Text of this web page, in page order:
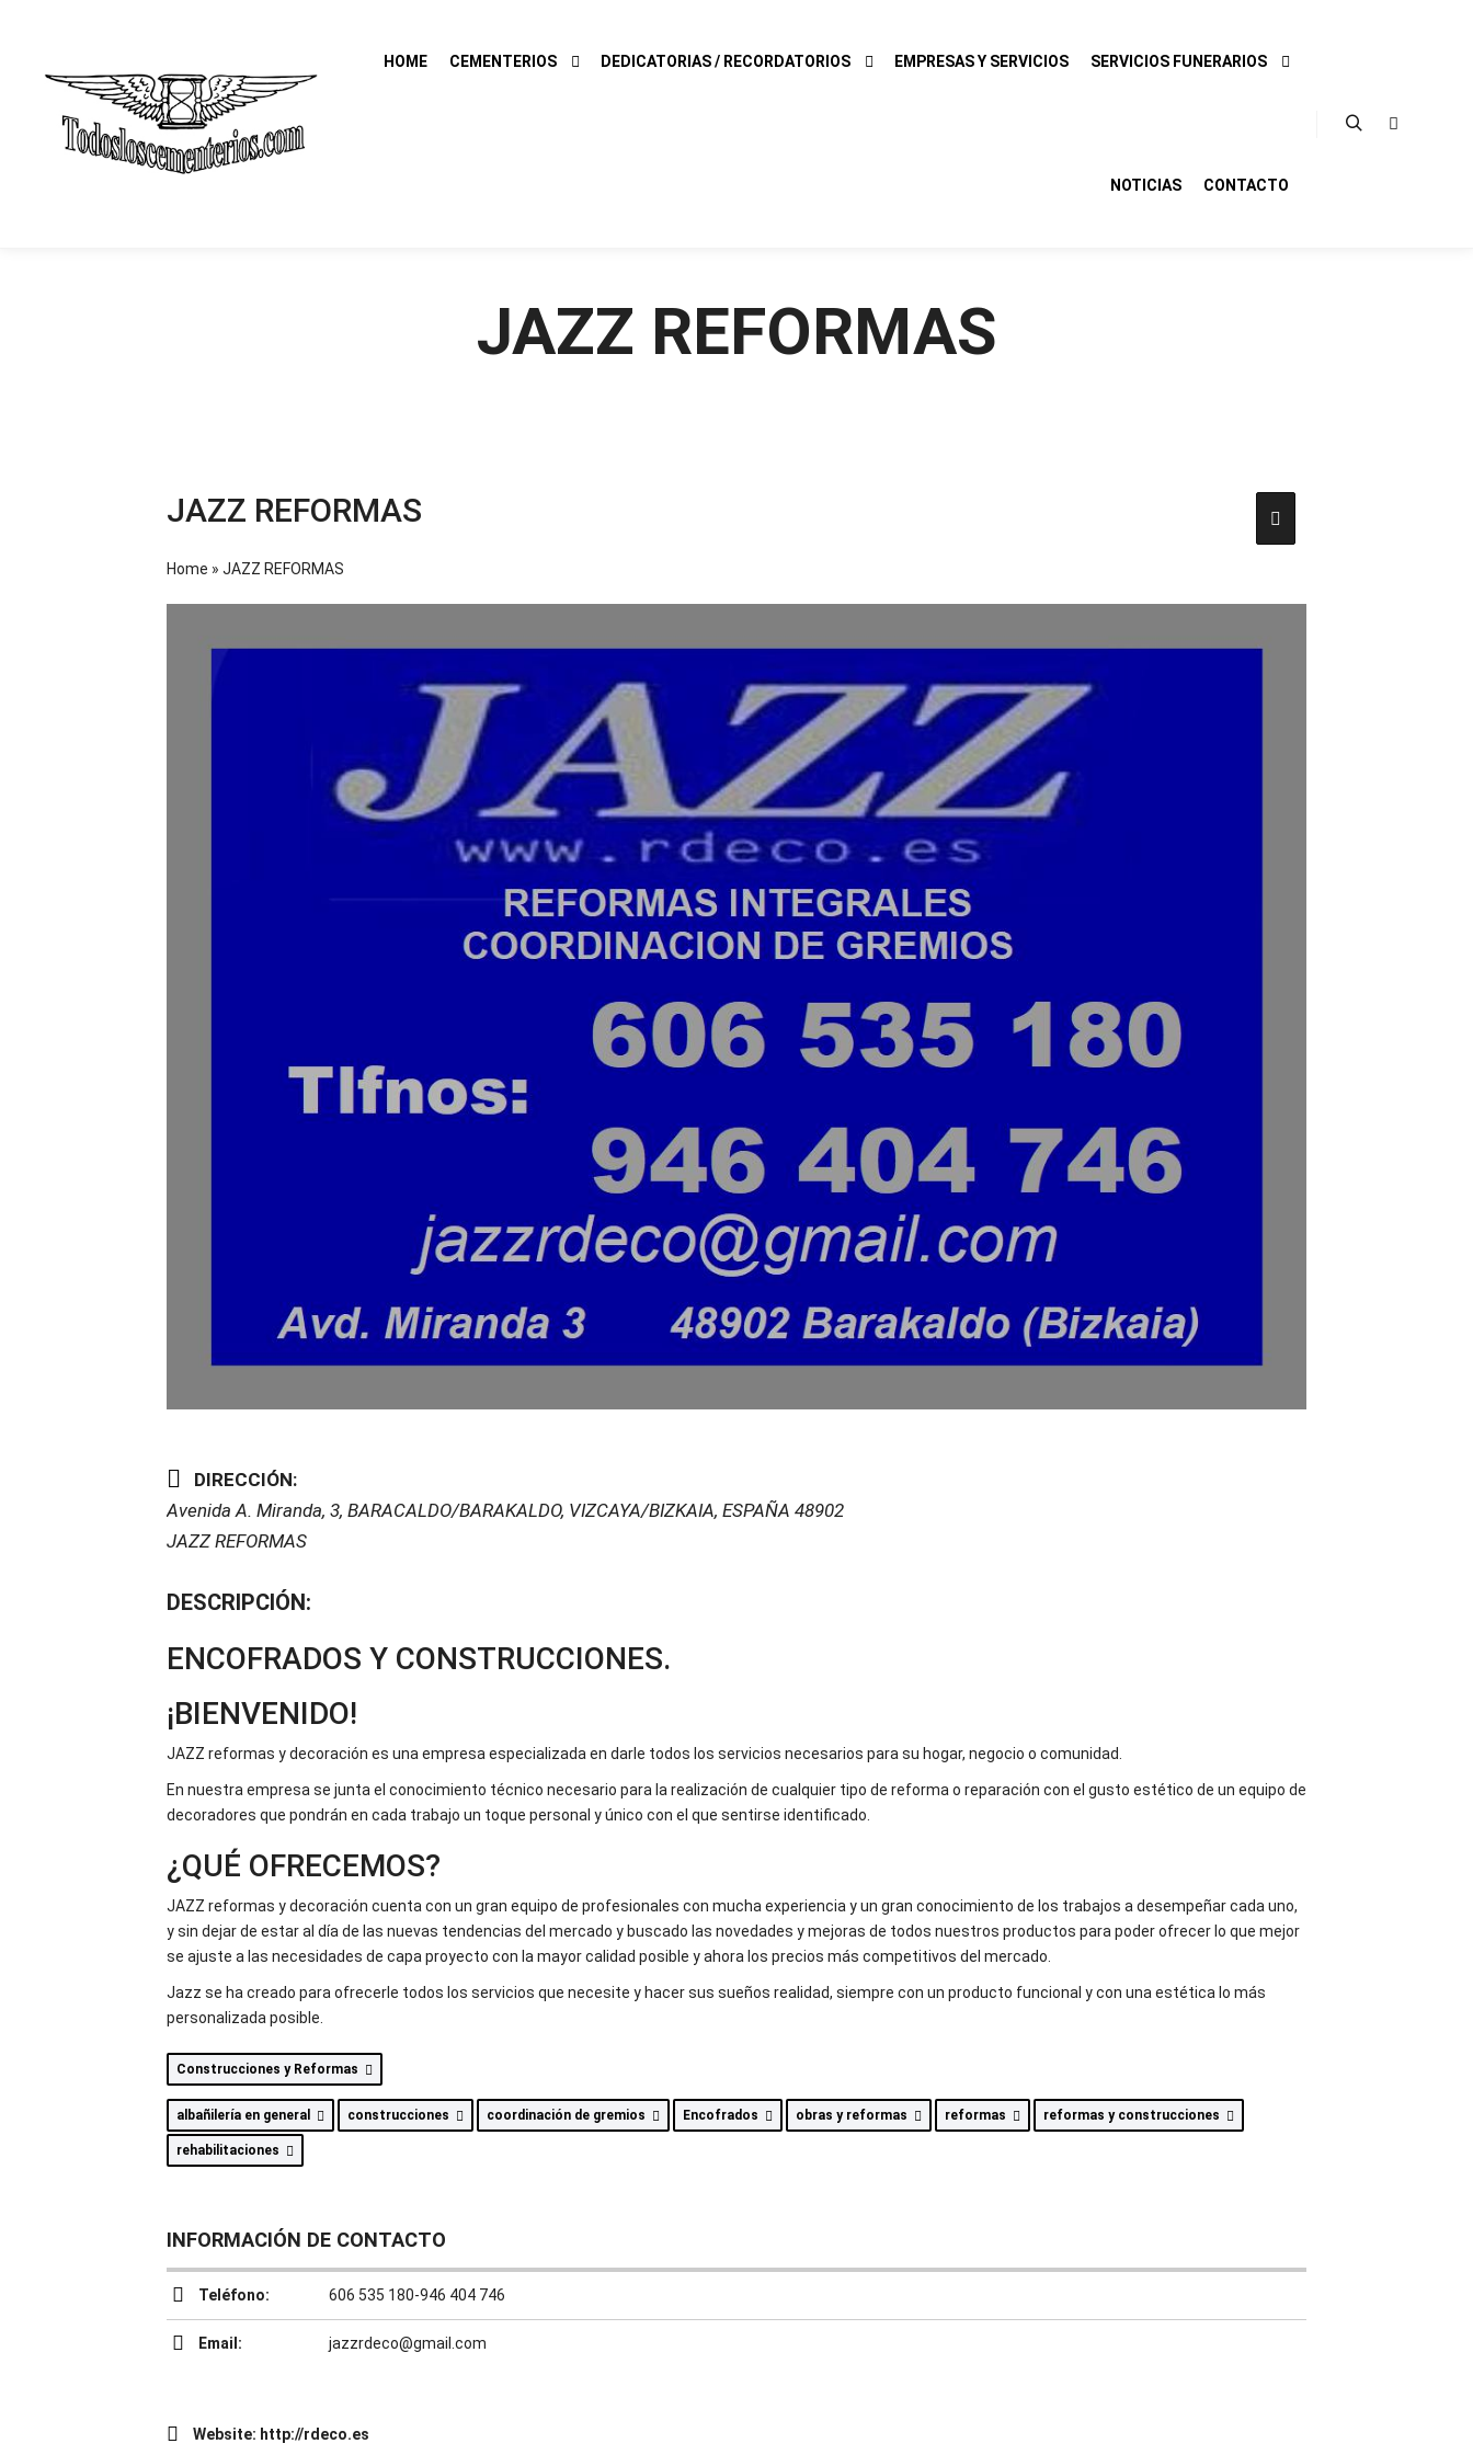
HOME CEMENTERIOS DEDICATORIAS / RECORDATORIOS EMPRESAS Y SERVICIOS SERVICIOS FUNERARIOS
NOTICIAS CONTACTO
JAZZ REFORMAS
JAZZ REFORMAS
Home » JAZZ REFORMAS
DIRECCIÓN:
Avenida A. Miranda, 3, BARACALDO/BARAKALDO, VIZCAYA/BIZKAIA, ESPAÑA 48902
JAZZ REFORMAS
DESCRIPCIÓN:
ENCOFRADOS Y CONSTRUCCIONES.
¡BIENVENIDO!
JAZZ reformas y decoración es una empresa especializada en darle todos los servicios necesarios para su hogar, negocio o comunidad.
En nuestra empresa se junta el conocimiento técnico necesario para la realización de cualquier tipo de reforma o reparación con el gusto estético de un equipo de
decoradores que pondrán en cada trabajo un toque personal y único con el que sentirse identificado.
¿QUÉ OFRECEMOS?
JAZZ reformas y decoración cuenta con un gran equipo de profesionales con mucha experiencia y un gran conocimiento de los trabajos a desempeñar cada uno,
y sin dejar de estar al día de las nuevas tendencias del mercado y buscado las novedades y mejoras de todos nuestros productos para poder ofrecer lo que mejor
se ajuste a las necesidades de capa proyecto con la mayor calidad posible y ahora los precios más competitivos del mercado.
Jazz se ha creado para ofrecerle todos los servicios que necesite y hacer sus sueños realidad, siempre con un producto funcional y con una estética lo más
personalizada posible.
Construcciones y Reformas
albañilería en general construcciones coordinación de gremios Encofrados obras y reformas reformas reformas y construcciones
rehabilitaciones
INFORMACIÓN DE CONTACTO
Teléfono: 606 535 180-946 404 746
Email: jazzrdeco@gmail.com
Website: http://rdeco.es